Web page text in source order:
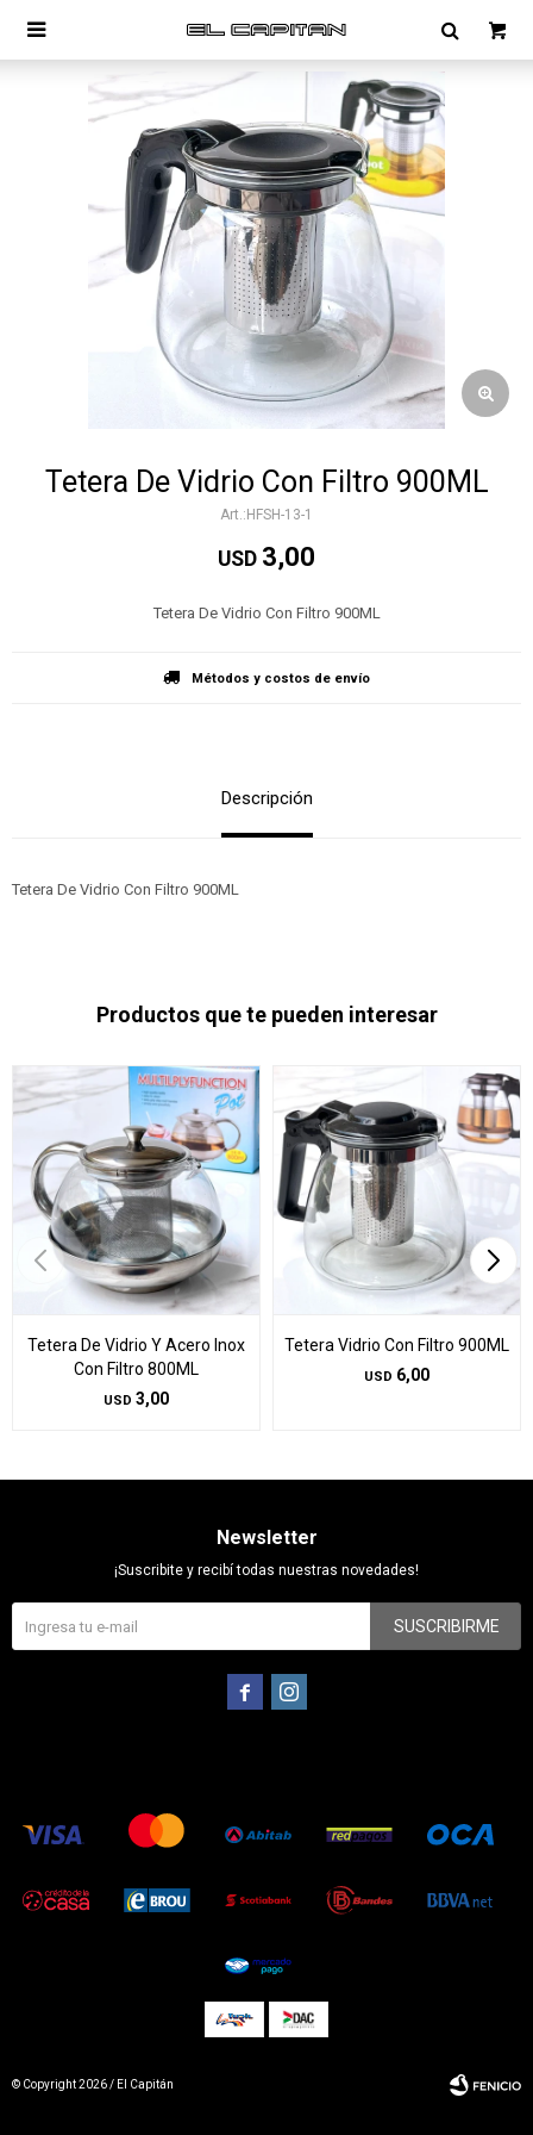

Tetera De Vidrio Con Filtro 900ML
HFSH-13-1
USD 3,00
Tetera De Vidrio Con Filtro 900ML
Métodos y costos de envío
Descripción
Tetera De Vidrio Con Filtro 900ML
Productos que te pueden interesar
Tetera De Vidrio Y Acero Inox
Con Filtro 800ML
USD 3,00
Tetera Vidrio Con Filtro 900ML
USD 6,00
Newsletter
¡Suscribite y recibí todas nuestras novedades!
SUSCRIBIRME
 
© Copyright 2026 / El Capitán